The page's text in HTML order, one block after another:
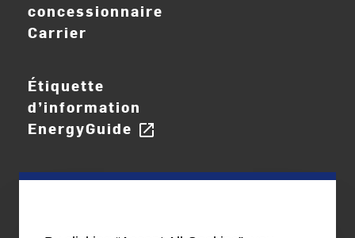
concessionnaire
Carrier
Étiquette
d’information
EnergyGuide open_in_new